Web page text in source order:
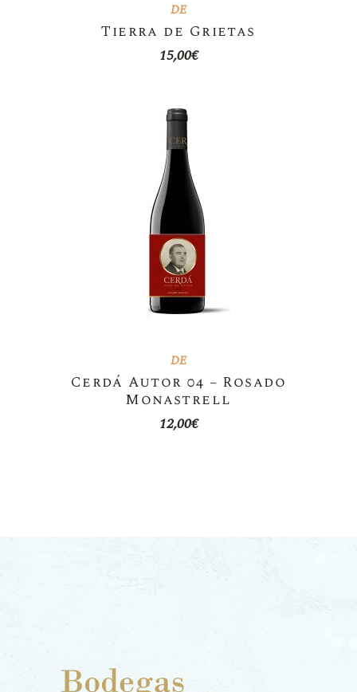
DE
Tierra de Grietas
15,00€
DE
Cerdá Autor 04 – Rosado
Monastrell
12,00€